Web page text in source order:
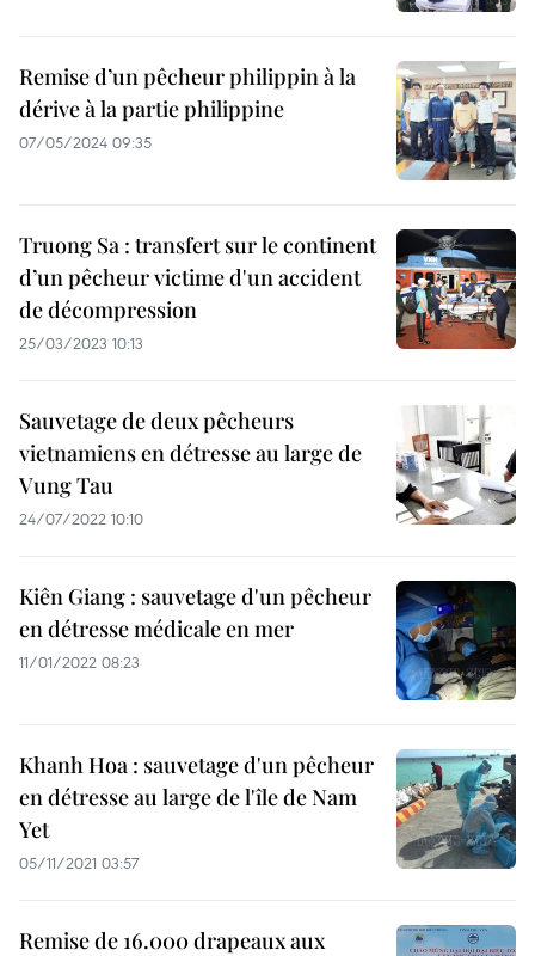
Remise d’un pêcheur philippin à la
dérive à la partie philippine
07/05/2024 09:35
Truong Sa : transfert sur le continent
d’un pêcheur victime d'un accident
de décompression
25/03/2023 10:13
Sauvetage de deux pêcheurs
vietnamiens en détresse au large de
Vung Tau
24/07/2022 10:10
Kiên Giang : sauvetage d'un pêcheur
en détresse médicale en mer
11/01/2022 08:23
Khanh Hoa : sauvetage d'un pêcheur
en détresse au large de l'île de Nam
Yet
05/11/2021 03:57
Remise de 16.000 drapeaux aux